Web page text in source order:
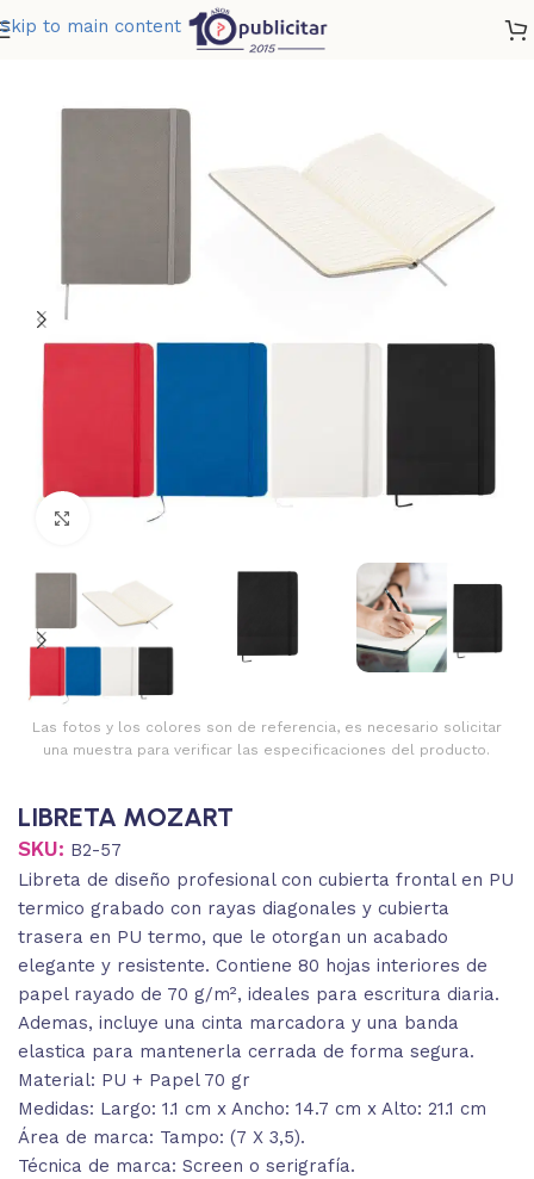
Skip to main content
LIBRETA MOZART
Clic para ampliar
Las fotos y los colores son de referencia, es necesario solicitar
una muestra para verificar las especificaciones del producto.
LIBRETA MOZART
SKU: B2-57
Libreta de diseño profesional con cubierta frontal en PU
termico grabado con rayas diagonales y cubierta
trasera en PU termo, que le otorgan un acabado
elegante y resistente. Contiene 80 hojas interiores de
papel rayado de 70 g/m², ideales para escritura diaria.
Ademas, incluye una cinta marcadora y una banda
elastica para mantenerla cerrada de forma segura.
Material: PU + Papel 70 gr
Medidas: Largo: 1.1 cm x Ancho: 14.7 cm x Alto: 21.1 cm
Área de marca: Tampo: (7 X 3,5).
Técnica de marca: Screen o serigrafía.